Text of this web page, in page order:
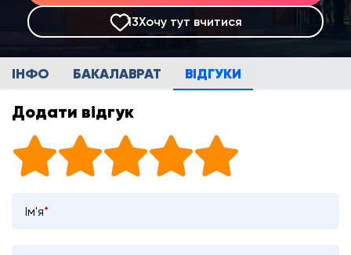
13Хочу тут вчитися
ІНФО БАКАЛАВРАТ ВІДГУКИ
Додати відгук
Ім'я*